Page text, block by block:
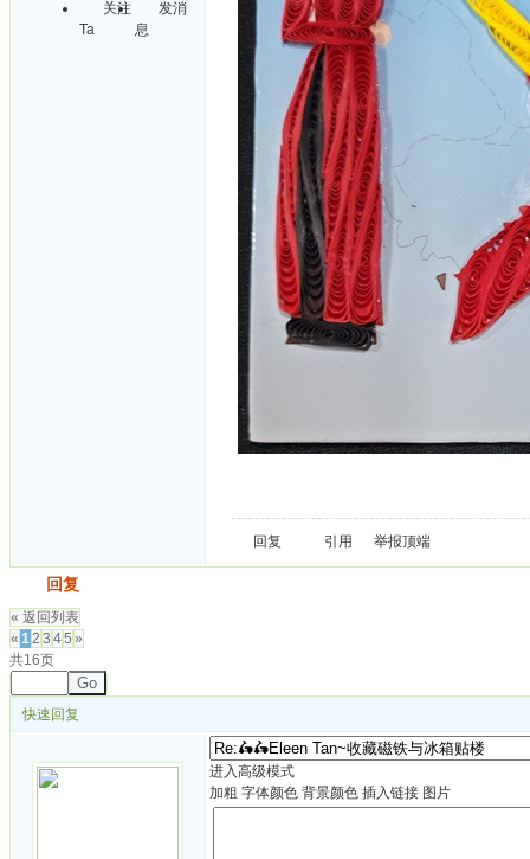
关注
Ta
发消
息
回复 引用 举报顶端
回复
« 返回列表
« 12 3 45 »
共16页
Go
快速回复
进入高级模式
加粗 字体颜色 背景颜色 插入链接 图片